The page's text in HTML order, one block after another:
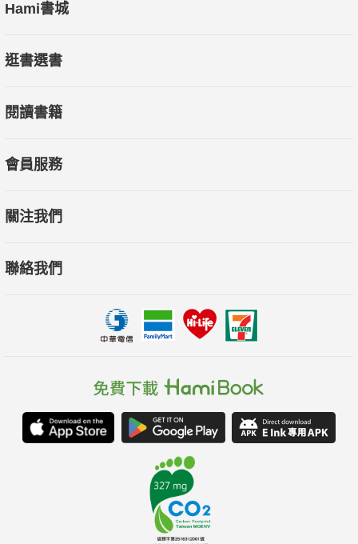
Hami書城
逛書選書
閱讀書籍
會員服務
關注我們
聯絡我們